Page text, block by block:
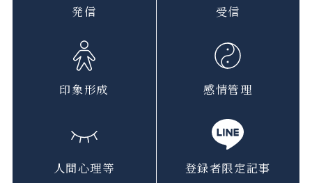
発信 受信
印象形成 感情管理
人間心理等 登録者限定記事